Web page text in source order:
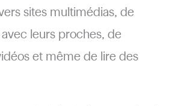
sites multimédias, de
leurs proches, de
et même de lire des